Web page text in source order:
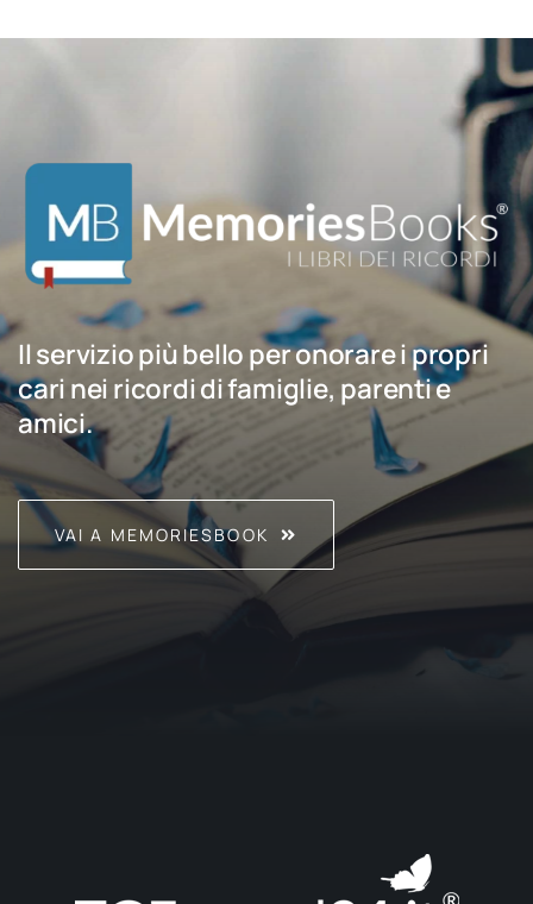
Il servizio più bello per onorare i propri
cari nei ricordi di famiglie, parenti e
amici.
VAI A MEMORIESBOOK